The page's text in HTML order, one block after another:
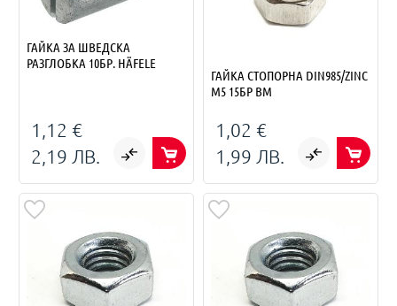
ГАЙКА ЗА ШВЕДСКА
РАЗГЛОБКА 10БР. HÄFELE
1,12 €
2,19 ЛВ.
ГАЙКА СТОПОРНА DIN985/ZINC
M5 15БР BM
1,02 €
1,99 ЛВ.